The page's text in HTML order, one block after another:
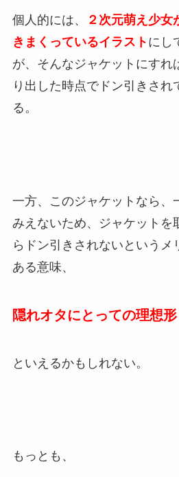
個人的には、
２次元萌え少女
きまくっているイラスト にし
が、そんなジャケットにすれ
り出した時点でドン引きされ
る。
一方、このジャケットなら、
みえないため、ジャケットを
らドン引きされないというメ
ある意味、
隠れオタにとっての理想形
といえるかもしれない。
もっとも、